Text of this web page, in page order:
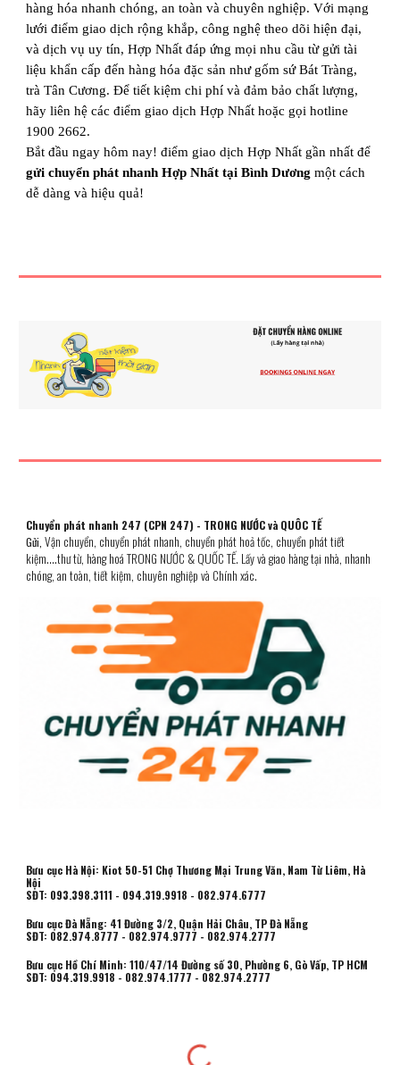
hàng hóa nhanh chóng, an toàn và chuyên nghiệp. Với mạng
lưới điểm giao dịch rộng khắp, công nghệ theo dõi hiện đại,
và dịch vụ uy tín, Hợp Nhất đáp ứng mọi nhu cầu từ gửi tài
liệu khẩn cấp đến hàng hóa đặc sản như gốm sứ Bát Tràng,
trà Tân Cương. Để tiết kiệm chi phí và đảm bảo chất lượng,
hãy liên hệ các điểm giao dịch Hợp Nhất hoặc gọi hotline
1900 2662.
Bắt đầu ngay hôm nay! điểm giao dịch Hợp Nhất gần nhất để
gửi chuyển phát nhanh Hợp Nhất tại Bình Dương một cách
dễ dàng và hiệu quả!
Chuyển phát nhanh 247 (CPN 247) - TRONG NƯỚC và QUÔC TẾ
Gửi,Vận chuyển, chuyển phát nhanh, chuyển phát hoả tốc, chuyển phát tiết
kiệm....thư từ, hàng hoá TRONG NƯỚC & QUỐC TẾ. Lấy và giao hàng tại nhà, nhanh
chóng, an toàn, tiết kiệm, chuyên nghiệp và Chính xác.
Bưu cục Hà Nội: Kiot 50-51 Chợ Thương Mại Trung Văn, Nam Từ Liêm, Hà
Nội
SĐT: 093.398.3111 - 094.319.9918 - 082.974.6777
Bưu cục Đà Nẵng: 41 Đường 3/2, Quận Hải Châu, TP Đà Nẵng
SĐT: 082.974.8777 - 082.974.9777 - 082.974.2777
Bưu cục Hồ Chí Minh:110/47/14 Đường số 30, Phường 6, Gò Vấp, TP HCM
SĐT: 094.319.9918 - 082.974.1777 - 082.974.2777